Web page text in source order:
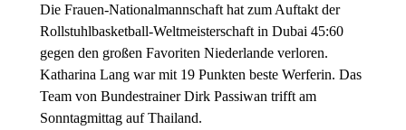
Die Frauen-Nationalmannschaft hat zum Auftakt der
Rollstuhlbasketball-Weltmeisterschaft in Dubai 45:60
gegen den großen Favoriten Niederlande verloren.
Katharina Lang war mit 19 Punkten beste Werferin. Das
Team von Bundestrainer Dirk Passiwan trifft am
Sonntagmittag auf Thailand.